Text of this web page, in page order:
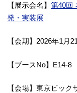
【展示会名】 第40回
発・実装展
【会期】2026年1月
【ブースNo】E14-8
【会場】東京ビック